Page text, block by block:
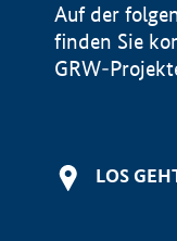
Auf der
finden Sie
GRW-
LOS